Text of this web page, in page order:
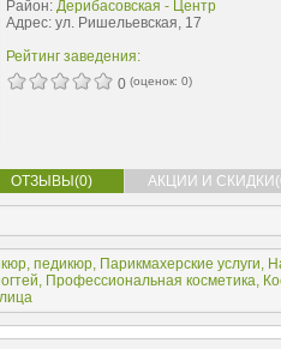
Район: Дерибасовская - Центр
Адрес: ул. Ришельевская, 17
Рейтинг заведения:
0 (оценок: 0)
ОТЗЫВЫ(0) АКЦИИ И
педикюр, Парикмахерские услуги,
, Профессиональная косметика,